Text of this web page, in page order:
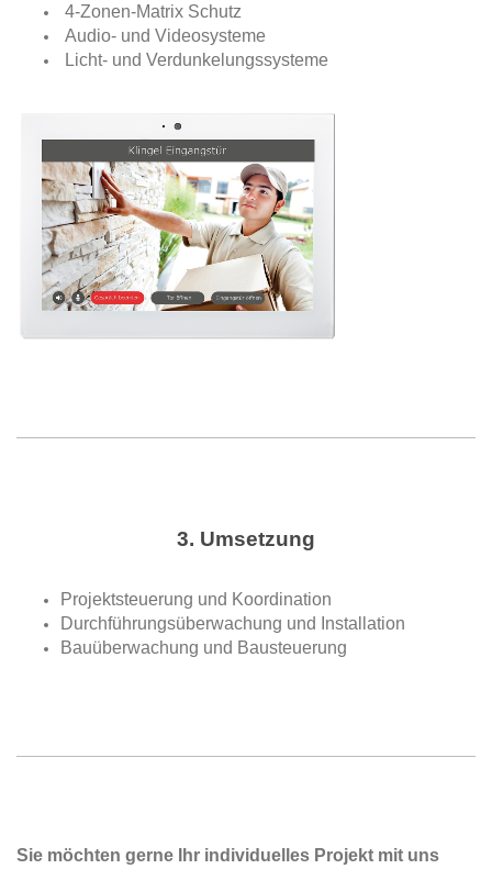
4-Zonen-Matrix Schutz
Audio- und Videosysteme
Licht- und Verdunkelungssysteme
3. Umsetzung
Projektsteuerung und Koordination
Durchführungsüberwachung und Installation
Bauüberwachung und Bausteuerung
Sie möchten gerne Ihr individuelles Projekt mit uns